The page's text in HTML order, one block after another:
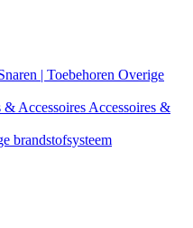
| Toebehoren Overige
& Accessoires Accessoires &
brandstofsysteem